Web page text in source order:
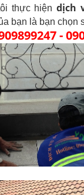
thực hiện dịch
bạn là bạn chọn
-